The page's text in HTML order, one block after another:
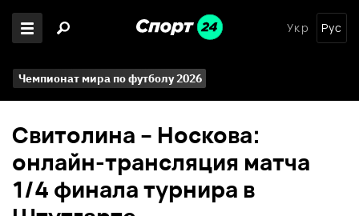
Укр Рус
Чемпионат мира по футболу 2026
Свитолина – Носкова:
онлайн-трансляция матча
1/4 финала турнира в